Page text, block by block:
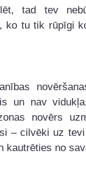
tad tev
ko tu tik rūpīgi
un nav
novērs
– cilvēki uz
kautrēties no